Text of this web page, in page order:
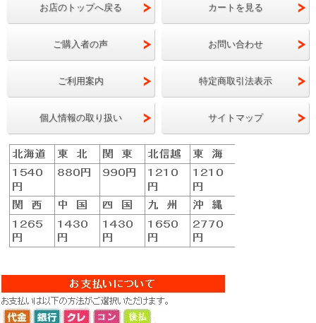
お店のトップへ戻る カートを見る
ご購入者の声 お問い合わせ
ご利用案内 特定商取引法表示
個人情報の取り扱い サイトマップ